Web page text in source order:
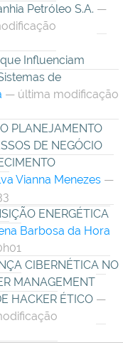
Petróleo S.A. —
Influenciam
de
— última modificação
PLANEJAMENTO
DE NEGÓCIO
Vianna Menezes —
ENERGÉTICA
Barbosa da Hora
CIBERNÉTICA NO
MANAGEMENT
HACKER ÉTICO —